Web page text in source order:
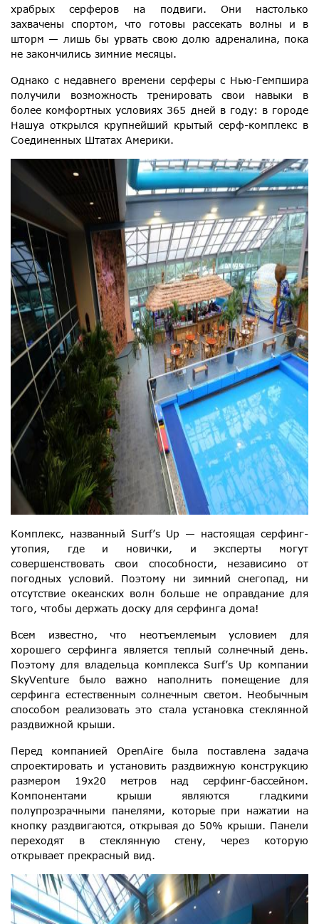
храбрых серферов на подвиги. Они настолько
захвачены спортом, что готовы рассекать волны и в
шторм — лишь бы урвать свою долю адреналина, пока
не закончились зимние месяцы.
Однако с недавнего времени серферы с Нью-Гемпшира
получили возможность тренировать свои навыки в
более комфортных условиях 365 дней в году: в городе
Нашуа открылся крупнейший крытый серф-комплекс в
Соединенных Штатах Америки.
Комплекс, названный Surf’s Up — настоящая серфинг-
утопия, где и новички, и эксперты могут
совершенствовать свои способности, независимо от
погодных условий. Поэтому ни зимний снегопад, ни
отсутствие океанских волн больше не оправдание для
того, чтобы держать доску для серфинга дома!
Всем известно, что неотъемлемым условием для
хорошего серфинга является теплый солнечный день.
Поэтому для владельца комплекса Surf’s Up компании
SkyVenture было важно наполнить помещение для
серфинга естественным солнечным светом. Необычным
способом реализовать это стала установка стеклянной
раздвижной крыши.
Перед компанией OpenAire была поставлена задача
спроектировать и установить раздвижную конструкцию
размером 19х20 метров над серфинг-бассейном.
Компонентами крыши являются гладкими
полупрозрачными панелями, которые при нажатии на
кнопку раздвигаются, открывая до 50% крыши. Панели
переходят в стеклянную стену, через которую
открывает прекрасный вид.